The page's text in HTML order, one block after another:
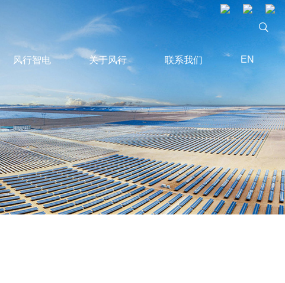
风行智电 关于风行 联系我们 EN